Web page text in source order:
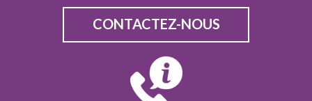
CONTACTEZ-NOUS